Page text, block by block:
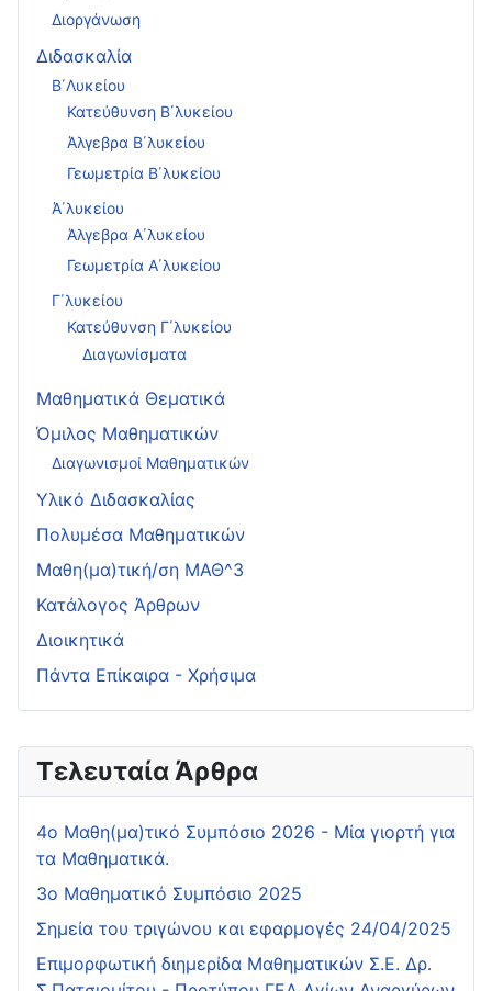
Τελευταία Άρθρα
4o Μαθη(μα)τικό Συμπόσιο 2026 - Μία γιορτή για
τα Μαθηματικά.
3ο Μαθηματικό Συμπόσιο 2025
Σημεία του τριγώνου και εφαρμογές 24/04/2025
Επιμορφωτική διημερίδα Μαθηματικών Σ.Ε. Δρ.
Διοργάνωση
Διδασκαλία
Β΄Λυκείου
Κατεύθυνση Β΄λυκείου
Άλγεβρα Β΄λυκείου
Γεωμετρία Β΄λυκείου
Ά΄λυκείου
Άλγεβρα Α΄λυκείου
Γεωμετρία Α΄λυκείου
Γ΄λυκείου
Κατεύθυνση Γ΄λυκείου
Διαγωνίσματα
Μαθηματικά Θεματικά
Όμιλος Μαθηματικών
Διαγωνισμοί Μαθηματικών
Υλικό Διδασκαλίας
Πολυμέσα Μαθηματικών
Μαθη(μα)τική/ση ΜΑΘ^3
Κατάλογος Άρθρων
Διοικητικά
Πάντα Επίκαιρα - Χρήσιμα